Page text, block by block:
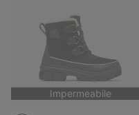
Impermeabile